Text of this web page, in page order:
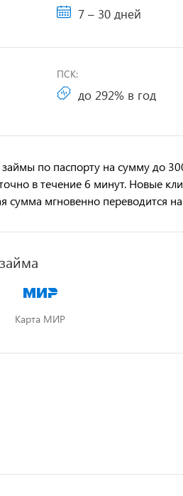
7 – 30 дней
ПСК:
до 292% в год
по паспорту на сумму до
в течение 6 минут. Новые
сумма мгновенно переводится на
Карта МИР